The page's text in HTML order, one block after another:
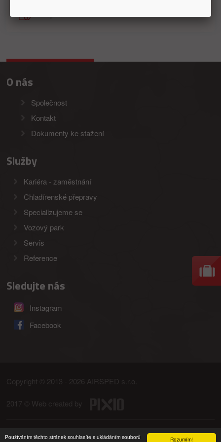
Rozumím!
Používáním těchto stránek souhlasíte s ukládáním souborů
Poptávka online
O nás
Společnost
Kontakt
Dokumenty ke stažení
Služby
Kariéra - zaměstnání
Chladírenské přepravy
Specializujeme se
Vozový park
Servis
Reference
Sledujte nás
Instagram
Facebook
Copyright © 2013 - 2026 AIRSPED s.r.o.
2017 © Web created by
Ochrana osobních údajů Mapa stránek